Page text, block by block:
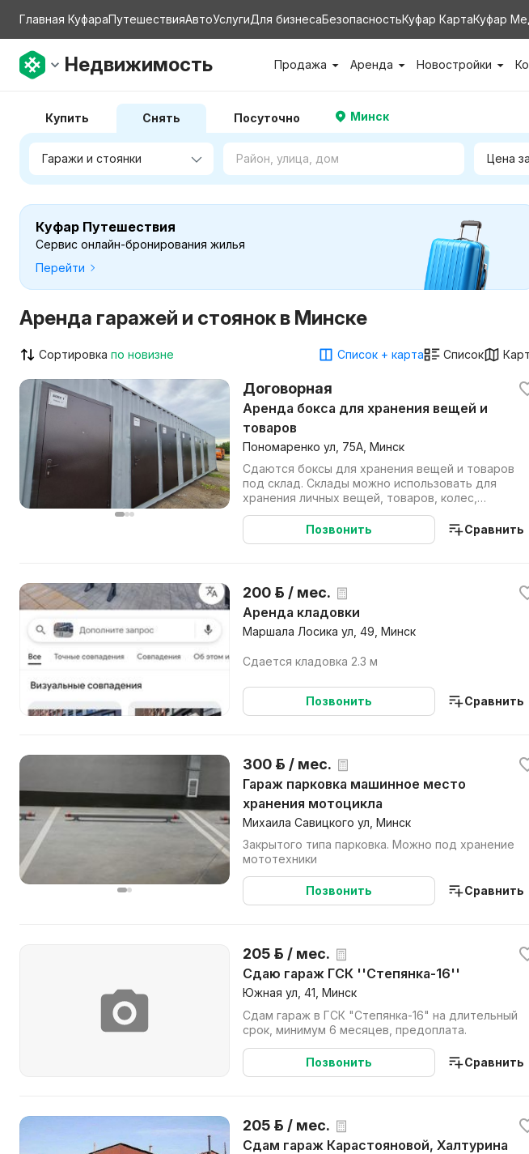
Главная КуфараПутешествияАвтоУслугиДля бизнесаБезопасностьКуфар КартаКуфар
Недвижимость Продажа Аренда Новостройки
Купить Снять Посуточно Минск
Цена
Куфар Путешествия
Сервис онлайн-бронирования жилья
Перейти
Аренда гаражей и стоянок в Минске
Сортировка по новизне Список + карта Список
Договорная
Аренда бокса для хранения вещей и
товаров
Пономаренко ул, 75А, Минск
Сдаются боксы для хранения вещей и товаров
под склад. Склады можно использовать для
хранения личных вещей, товаров, колес,
мотоциклов, инструментов, в...
Позвонить
Сравнить
200 р. / мес.
Аренда кладовки
Маршала Лосика ул, 49, Минск
Сдается кладовка 2.3 м
Позвонить Сравнить
300 р. / мес.
Гараж парковка машинное место
хранения мотоцикла
Михаила Савицкого ул, Минск
Закрытого типа парковка. Можно под хранение
мототехники
Позвонить Сравнить
205 р. / мес.
Сдаю гараж ГСК ''Степянка-16''
Южная ул, 41, Минск
Сдам гараж в ГСК "Степянка-16" на длительный
срок, минимум 6 месяцев, предоплата.
Позвонить Сравнить
205 р. / мес.
Сдам гараж Карастояновой, Халтурина